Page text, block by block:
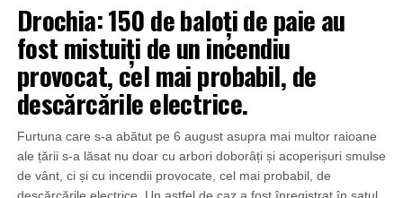
Drochia: 150 de baloți de paie au
fost mistuiți de un incendiu
provocat, cel mai probabil, de
descărcările electrice.
Furtuna care s-a abătut pe 6 august asupra mai multor raioane
ale țării s-a lăsat nu doar cu arbori doborâți și acoperișuri smulse
de vânt, ci și cu incendii provocate, cel mai probabil, de